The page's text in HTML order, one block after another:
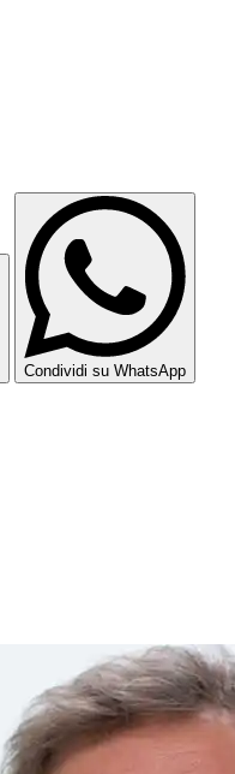
Condividi su WhatsApp